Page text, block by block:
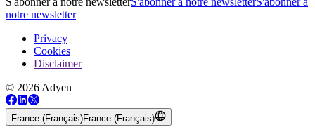
notre newsletter
Privacy
Cookies
Disclaimer
© 2026 Adyen
France (Français)France (Français)